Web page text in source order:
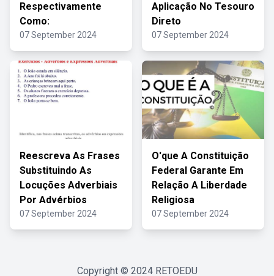
Respectivamente
Como:
07 September 2024
Aplicação No Tesouro
Direto
07 September 2024
Reescreva As Frases
Substituindo As
Locuções Adverbiais
Por Advérbios
07 September 2024
O'que A Constituição
Federal Garante Em
Relação A Liberdade
Religiosa
07 September 2024
Copyright © 2024 RETOEDU